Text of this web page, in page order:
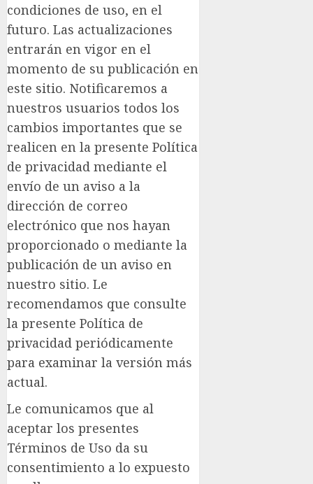
condiciones de uso, en el
futuro. Las actualizaciones
entrarán en vigor en el
momento de su publicación en
este sitio. Notificaremos a
nuestros usuarios todos los
cambios importantes que se
realicen en la presente Política
de privacidad mediante el
envío de un aviso a la
dirección de correo
electrónico que nos hayan
proporcionado o mediante la
publicación de un aviso en
nuestro sitio. Le
recomendamos que consulte
la presente Política de
privacidad periódicamente
para examinar la versión más
actual.
Le comunicamos que al
aceptar los presentes
Términos de Uso da su
consentimiento a lo expuesto